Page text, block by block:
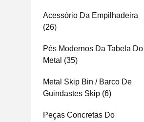
Acessório Da Empilhadeira
(26)
Pés Modernos Da Tabela Do
Metal (35)
Metal Skip Bin / Barco De
Guindastes Skip (6)
Peças Concretas Do